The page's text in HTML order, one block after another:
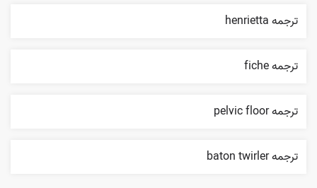
ترجمه henrietta
ترجمه fiche
ترجمه pelvic floor
ترجمه baton twirler